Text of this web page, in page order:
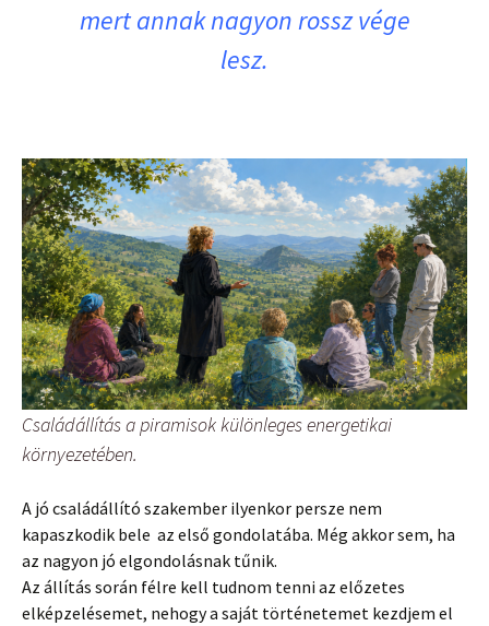
mert annak nagyon rossz vége
lesz.
Családállítás a piramisok különleges energetikai
környezetében.
A jó családállító szakember ilyenkor persze nem
kapaszkodik bele az első gondolatába. Még akkor sem, ha
az nagyon jó elgondolásnak tűnik.
Az állítás során félre kell tudnom tenni az előzetes
elképzelésemet, nehogy a saját történetemet kezdjem el